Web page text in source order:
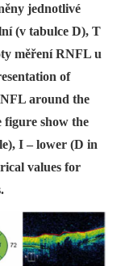
jednotlivé
(v tabulce D), T
měření RNFL u
of
around the
figure show the
I – lower (D in
values for